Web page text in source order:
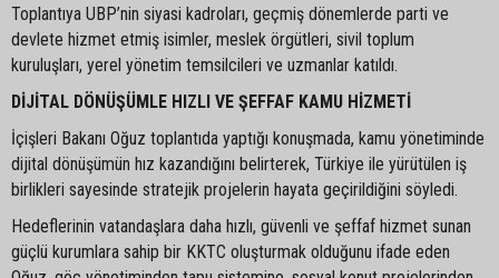
Toplantıya UBP’nin siyasi kadroları, geçmiş dönemlerde parti ve
devlete hizmet etmiş isimler, meslek örgütleri, sivil toplum
kuruluşları, yerel yönetim temsilcileri ve uzmanlar katıldı.
DİJİTAL DÖNÜŞÜMLE HIZLI VE ŞEFFAF KAMU HİZMETİ
İçişleri Bakanı Oğuz toplantıda yaptığı konuşmada, kamu yönetiminde
dijital dönüşümün hız kazandığını belirterek, Türkiye ile yürütülen iş
birlikleri sayesinde stratejik projelerin hayata geçirildiğini söyledi.
Hedeflerinin vatandaşlara daha hızlı, güvenli ve şeffaf hizmet sunan
güçlü kurumlara sahip bir KKTC oluşturmak olduğunu ifade eden